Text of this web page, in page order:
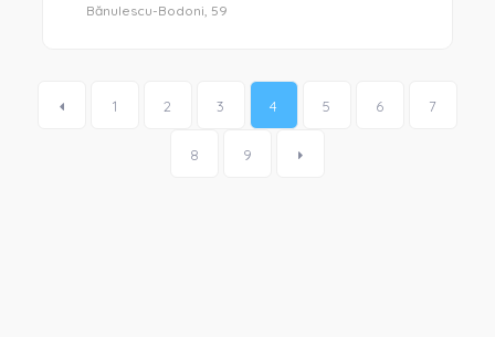
Bănulescu-Bodoni, 59
1 2 3 4 5 6 7
8 9